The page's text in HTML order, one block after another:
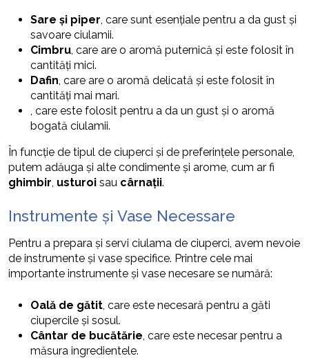
Sare și piper , care sunt esențiale pentru a da gust și
savoare ciulamii.
Cimbru , care are o aromă puternică și este folosit în
cantități mici.
Dafin , care are o aromă delicată și este folosit în
cantități mai mari.
, care este folosit pentru a da un gust și o aromă
bogată ciulamii.
În funcție de tipul de ciuperci și de preferințele personale,
putem adăuga și alte condimente și arome, cum ar fi
ghimbir usturoi sau cârnații.
Instrumente și Vase Necessare
Pentru a prepara și servi ciulama de ciuperci, avem nevoie
de instrumente și vase specifice. Printre cele mai
importante instrumente și vase necesare se numără:
Oală de gătit , care este necesară pentru a găti
ciupercile și sosul.
Cântar de bucătărie , care este necesar pentru a
măsura ingredientele.